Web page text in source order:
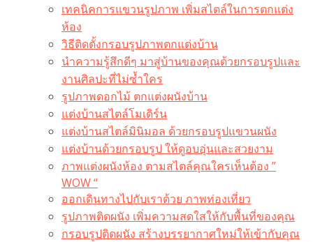
เทคนิคการแขวนรูปภาพ เพิ่มสไตล์ในการตกแต่ง
ห้อง
วิธีติดตั้งกรอบรูปภาพตกแต่งบ้าน
นำความรู้สึกดีๆ มาสู่บ้านของคุณด้วยกรอบรูปและ
งานศิลปะที่ไม่ซ้ำใคร
รูปภาพดอกไม้ ตกแต่งผนังบ้าน
แต่งบ้านสไตล์โมเดิร์น
แต่งบ้านสไตล์มินิมอล ด้วยกรอบรูปแขวนผนัง
แต่งบ้านด้วยกรอบรูป ให้ดูอบอุ่นและสวยงาม
ภาพแต่งผนังห้อง ตามสไตล์คุณใครเห็นต้อง ”
WOW “
ออกเดินทางไปกับเราด้วย ภาพท่องเที่ยว
รูปภาพติดผนัง เพิ่มความสดใสให้กับพื้นที่ของคุณ
กรอบรูปติดผนัง สร้างบรรยากาศใหม่ให้เข้ากับคุณ